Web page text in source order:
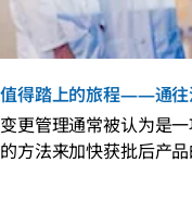
值得踏上的旅程——通往
变更管理通常被认为是
的方法来加快获批后产品